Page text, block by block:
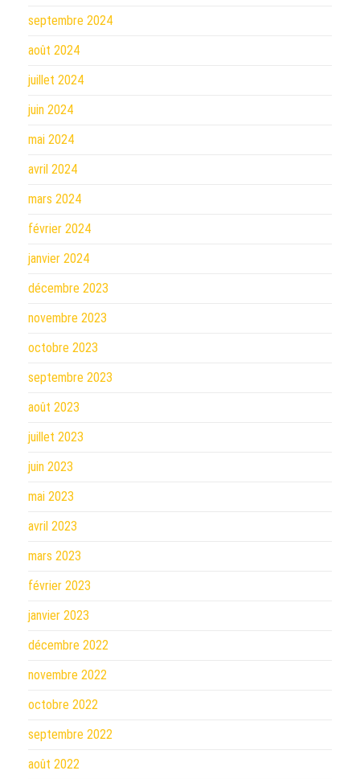
septembre 2024
août 2024
juillet 2024
juin 2024
mai 2024
avril 2024
mars 2024
février 2024
janvier 2024
décembre 2023
novembre 2023
octobre 2023
septembre 2023
août 2023
juillet 2023
juin 2023
mai 2023
avril 2023
mars 2023
février 2023
janvier 2023
décembre 2022
novembre 2022
octobre 2022
septembre 2022
août 2022